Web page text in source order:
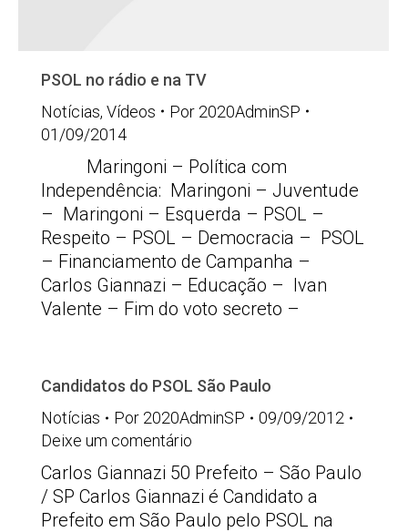
PSOL no rádio e na TV
Notícias, Vídeos Por 2020AdminSP
01/09/2014
Maringoni – Política com
Independência: Maringoni – Juventude
– Maringoni – Esquerda – PSOL –
Respeito – PSOL – Democracia – PSOL
– Financiamento de Campanha –
Carlos Giannazi – Educação – Ivan
Valente – Fim do voto secreto –
Candidatos do PSOL São Paulo
Notícias
Por 2020AdminSP
09/09/2012
Deixe um comentário
Carlos Giannazi 50 Prefeito – São Paulo
/ SP Carlos Giannazi é Candidato a
Prefeito em São Paulo pelo PSOL na